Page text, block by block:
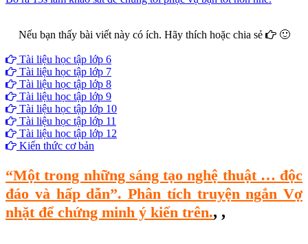
Nếu bạn thấy bài viết này có ích. Hãy thích hoặc chia sẻ
🙂
Tài liệu học tập lớp 6
Tài liệu học tập lớp 7
Tài liệu học tập lớp 8
Tài liệu học tập lớp 9
Tài liệu học tập lớp 10
Tài liệu học tập lớp 11
Tài liệu học tập lớp 12
Kiến thức cơ bản
“Một trong những sáng tạo nghệ thuật … độc
đáo và hấp dẫn”. Phân tích truyện ngắn Vợ
nhặt để chứng minh ý kiến trên., ,